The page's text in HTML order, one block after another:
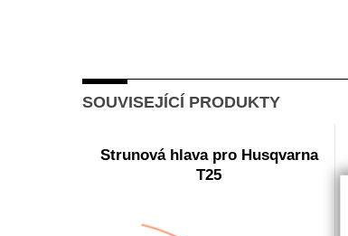
SOUVISEJÍCÍ PRODUKTY
Strunová hlava pro Husqvarna
T25